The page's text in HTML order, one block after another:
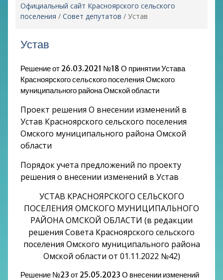
Официальный сайт Красноярского сельского
поселения / Совет депутатов / Устав
Устав
Решение от 26.03.2021 №18 О принятии Устава
Красноярского сельского поселения Омского
муниципального района Омской области
Проект решения О внесении изменений в
Устав Красноярского сельского поселения
Омского муниципального района Омской
области
Порядок учета предложений по проекту
решения о внесении изменений в Устав
УСТАВ КРАСНОЯРСКОГО СЕЛЬСКОГО
ПОСЕЛЕНИЯ ОМСКОГО МУНИЦИПАЛЬНОГО
РАЙОНА ОМСКОЙ ОБЛАСТИ (в редакции
решения Совета Красноярского сельского
поселения Омского муниципального района
Омской области от 01.11.2022 №42)
Решение №23 от 25.05.2023 О внесении изменений